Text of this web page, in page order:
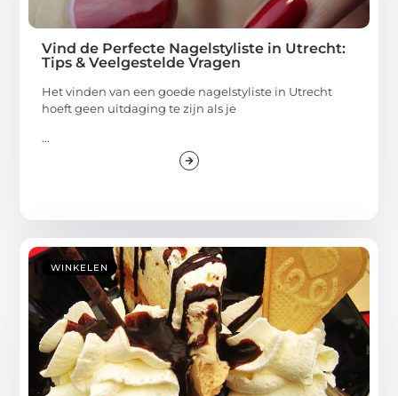
Vind de Perfecte Nagelstyliste in Utrecht:
Tips & Veelgestelde Vragen
Het vinden van een goede nagelstyliste in Utrecht
hoeft geen uitdaging te zijn als je
...
WINKELEN